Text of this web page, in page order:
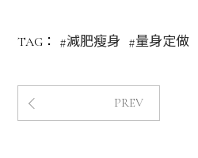
TAG： #減肥瘦身 #量身定做
PREV